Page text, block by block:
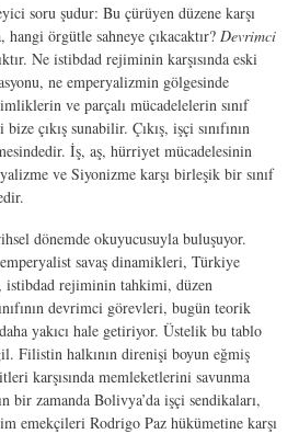
soru şudur: Bu çürüyen düzene karşı
örgütle sahneye çıkacaktır? Devrimci
Ne istibdad rejiminin karşısında eski
ne emperyalizmin gölgesinde
ve parçalı mücadelelerin sınıf
çıkış sunabilir. Çıkış, işçi sınıfının
İş, aş, hürriyet mücadelesinin
ve Siyonizme karşı birleşik bir sınıf
dönemde okuyucusuyla buluşuyor.
savaş dinamikleri, Türkiye
istibdad rejiminin tahkimi, düzen
devrimci görevleri, bugün teorik
yakıcı hale getiriyor. Üstelik bu tablo
Filistin halkının direnişi boyun eğmiş
karşısında memleketlerini savunma
bir zamanda Bolivya’da işçi sendikaları,
emekçileri Rodrigo Paz hükümetine karşı